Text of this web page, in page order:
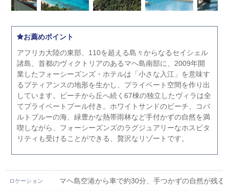
お薦めポイント
アフリカ大陸の東部、110を超える島々からなるセイシェル
諸島、首都のヴィクトリアのあるマヘ島南部に、2009年開
業したフォーシーズンズ・ホテルは「小さな入江」を意味す
るプティアンスの地形を生かし、プライベート空間を作り出
しています。ビーチから丘へ続く67棟の独立したヴィラは全
てプライベートプール付き。ホワイトサンドのビーチ、コバ
ルトブルーの海、緑豊かな熱帯雨林など手付かずの自然を満
喫しながら、フォーシーズンズのラグジュアリーなホスピタ
リティも受けることができる、贅沢なリゾートです。
ロケーション マヘ島空港から車で約30分、手つかずの自然が残る